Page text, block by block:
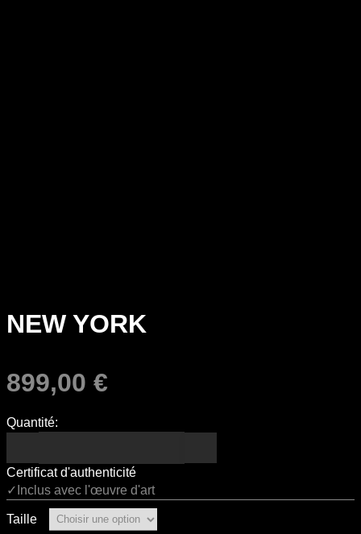
NEW YORK
899,00 €
Quantité:
Certificat d'authenticité
✓Inclus avec l'œuvre d'art
Taille